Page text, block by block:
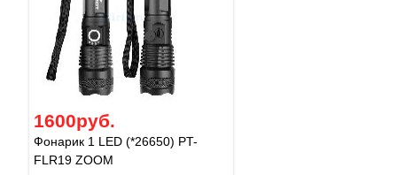
1600руб.
Фонарик 1 LED (*26650) PT-
FLR19 ZOOM